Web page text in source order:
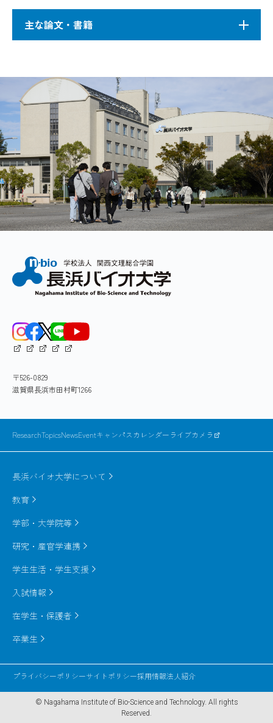
発を行っています。またCT 装置を用い、いつ筋肉
内に脂が乗るのかを調べ、効率のよい飼養管理を
めざしています。同時に、食品の偽装表示防止の
発、ペットの肥満軽減を目的としたペットフード
の開発も計画しています。
卒業研究テーマ例
ビワマスの筋肉内脂肪のCTを用いた評価
の検討
琵琶湖固有種二ゴロブナの真贋判定法
研究室ホームページ
これまでは主にウシの霜降りについて研究を
行ってきた。この霜降りの実体は筋肉内に形成さ
れる脂肪細胞であり、その脂肪細胞の分化のメカ
琶湖固有種であるビワマスの養殖にシフトさせて
いる。
リガンド依存性の核内転写因子PPARγは脂肪細
胞分化のマスターレギュレーターとして働くこと
が知られている。そこで、飼料として利用可能な
食品製造副産物の脂溶性成分についてPPARγリガ
ンドアッセイを行い、天然物からPPAR γ活性化因
子を探索している。
このような研究の成果は、良質な肉を生産する
ことを目指す畜産、養殖分野はもちろんのこと、
獣医学の分野にも通じるものがある。これらにつ
いては、ヒト、ペットを対象とし、食べ物により
脂肪細胞の形成を抑える、あるいは脂質代謝を亢
る。
BSEや産地偽装などにより最近脅かされている
マ、ブタ、ヒツジ由来DNAの混入を判別するDNA
アレイの開発がある。 現在は、特にビワマスやセ
示防止のためのPCR-RFLP法やDNAチップを用い
To understand the species diversity and its
evolutionary mechanism, we are focusing on the
following topics:
New technique to promote beef marbling
Beef marbling is an important trait of meat quality,
which contributes directly to the value of beef
especially in the Japanese market. The development
of beef marbling was closely associated with an
increase in the number of adipocytes, that is,
adipocyte differentiation in the skeletal muscle.
Peroxisome proliferator-activated receptor γ
(PPARγ) is a liganddependent transcription factor
specific genes, and is universally accepted as the
master regulator for adipocyte differentiation.
Through screening for natural PPARγ activator in
ethanol extracts of sake lees, soy sauce lees,
vinegar lees, and beer lees, and soy sauce oil
activated PPARγ.Treatment with the ethanol
markers of adipocyte differentiation in 3T3-L1 cells.
possess PPARγ activators.
Study aimed at improving the meat quality of
aquaculture Biwa trout
Biwa trout is endemic to Lake Biwa, and is
considered one of the tastiest fishes among
influences tenderness and flavor of trouts, which
contributes directly to the value of trouts on
made clear when fatty Biwa trout belly is developed.
So We tried to establish the measurement system
for fat contents of Biwa trout using Computed
Tomography (CT). AS a result, CT is demonstrated
to be useful for determining fat contents of Biwa
trout. It becomes obvious that fatty Biwa trout belly
is beginning to be developed after reaching a weight
主な論文・書籍
1
glucopyranoside (wistin) is a peroxisome
Cellular Biochemistry (2018) In Press
Y Harauchi, T Kajimoto, E Ohta, H
japonica. Phytochemistry. 143: 145-150. (2017)
3
M Sanada, R Hayashi, Y Imai, F Nakamura,
(wistin) is a peroxisome proliferator-
Science Journal. 87: 1347-1351. (2016)
4
S Sugiura, Y Tonoyama,
dietary soy sauce oil supplementation on
rhodurus. Journal of Japanese Society for
5
M Suenaga, N Kurosawa, H Asano, Y
expressed in preadipocytes is required for
〒526-0829
滋賀県長浜市田村町1266
ResearchTopicsNewsEventキャンパスカレンダーライブカメラ
長浜バイオ大学について
研究・産官学連携
教育
学生生活・学生支援
学部・大学院等
入試情報
在学生・保護者
卒業生
プライバシーポリシーサイトポリシー採用情報法人紹介
© Nagahama Institute of Bio-Science and Technology. All rights
Reserved.